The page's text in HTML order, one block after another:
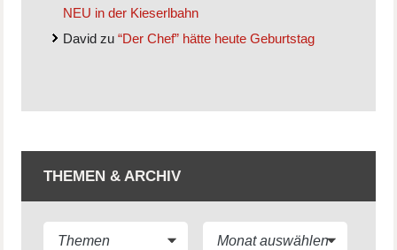
NEU in der Kieserlbahn
David zu“Der Chef” hätte heute Geburtstag
THEMEN & ARCHIV